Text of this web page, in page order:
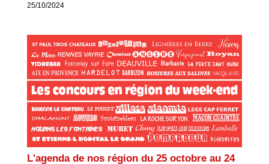
25/10/2024
L'agenda de nos région du 25 octobre au 24